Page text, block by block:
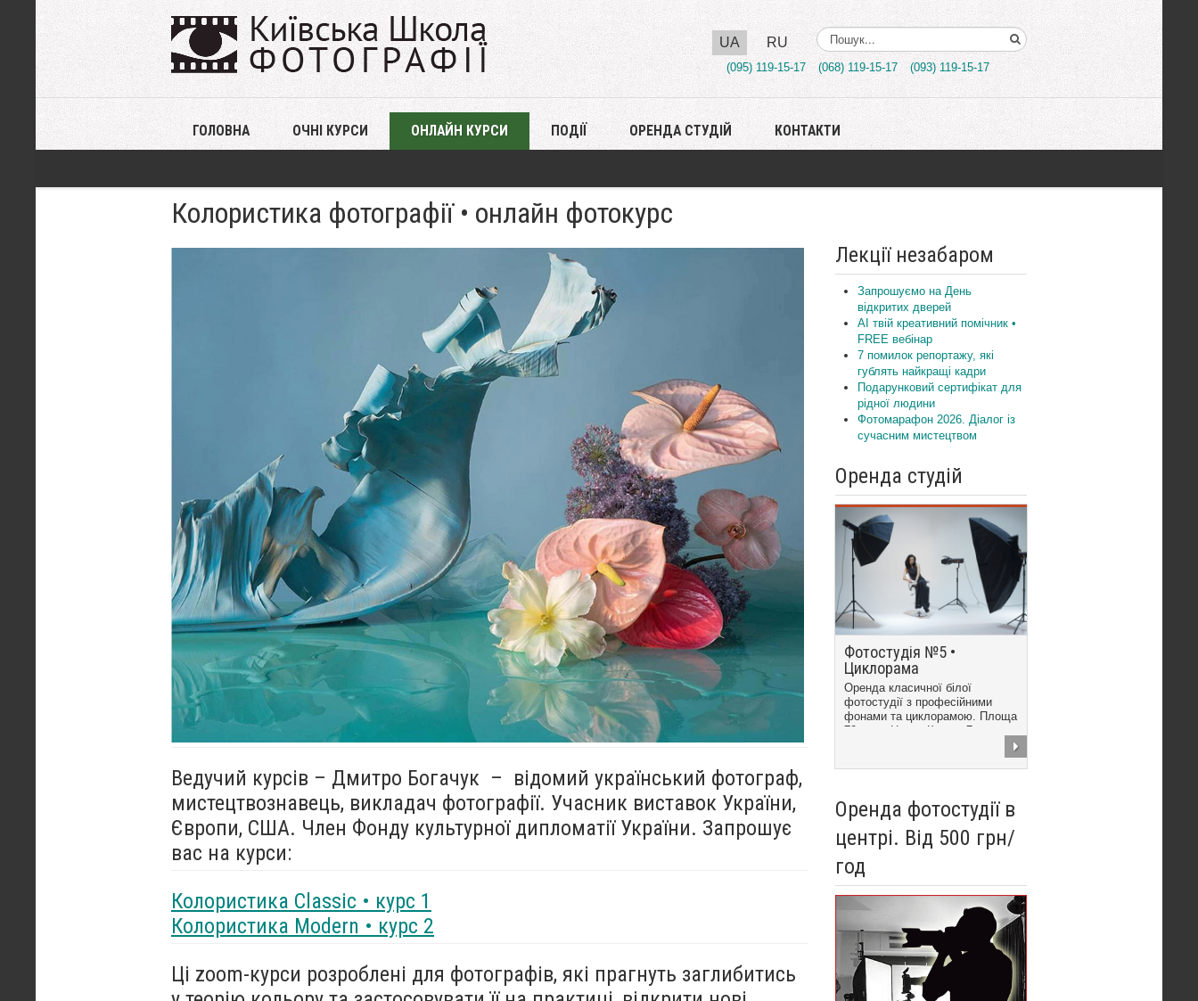
UA RU Поиск..
(095) 119-15-17 (068) 119-15-17 (093) 119-15-17
ГОЛОВНА ОЧНІ КУРСИ ОНЛАЙН КУРСИ ПОДІЇ ОРЕНДА СТУДІЙ КОНТАКТИ
Колористика фотографії • онлайн фотокурс
Ведучий курсів – Дмитро Богачук – відомий український фотограф,
мистецтвознавець, викладач фотографії. Учасник виставок України,
Європи, США. Член Фонду культурної дипломатії України. Запрошує
вас на курси:
Колористика Classic • курс 1
Колористика Modern • курс 2
Ці zoom-курси розроблені для фотографів, які прагнуть заглибитись
Лекції незабаром
Запрошуємо на День
відкритих дверей
AI твій креативний помічник •
FREE вебінар
7 помилок репортажу, які
гублять найкращі кадри
Подарунковий сертифікат для
рідної людини
Фотомарафон 2026. Діалог із
сучасним мистецтвом
Оренда студій
Фотостудія №5 •
Циклорама
Оренда класичної білої
фотостудії з професійними
фонами та циклорамою. Площа
70 кв.м. Центр Києва, 7...
Оренда фотостудії в
центрі. Від 500 грн/
год